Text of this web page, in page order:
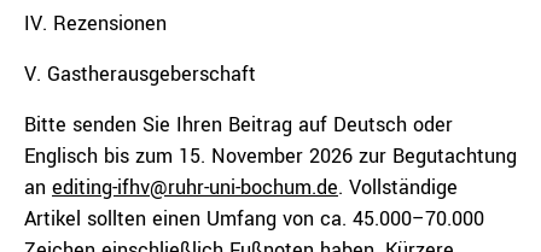
IV. Rezensionen
V. Gastherausgeberschaft
Bitte senden Sie Ihren Beitrag auf Deutsch oder
Englisch bis zum 15. November 2026 zur Begutachtung
an editing-ifhv@ruhr-uni-bochum.de. Vollständige
Artikel sollten einen Umfang von ca. 45.000–70.000